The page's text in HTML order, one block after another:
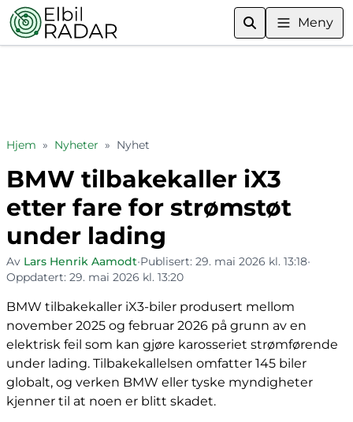
Meny
Hjem » Nyheter » Nyhet
BMW tilbakekaller iX3
etter fare for strømstøt
under lading
Av Lars Henrik Aamodt•Publisert: 29. mai 2026 kl. 13:18•
Oppdatert: 29. mai 2026 kl. 13:20
BMW tilbakekaller iX3-biler produsert mellom
november 2025 og februar 2026 på grunn av en
elektrisk feil som kan gjøre karosseriet strømførende
under lading. Tilbakekallelsen omfatter 145 biler
globalt, og verken BMW eller tyske myndigheter
kjenner til at noen er blitt skadet.